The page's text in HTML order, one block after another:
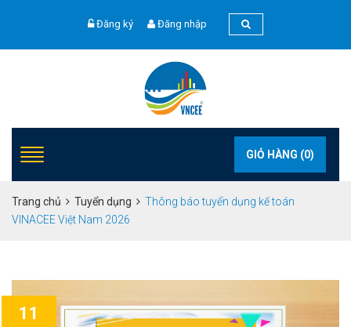
Đăng ký Đăng nhập
GIỎ HÀNG (0)
Trang chủ Tuyển dụng
Thông báo tuyển dụng kế toán
VINACEE Việt Nam 2026
11